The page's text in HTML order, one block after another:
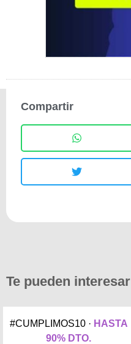
Compartir
Te pueden interesar
#CUMPLIMOS10 · HASTA
90% DTO.